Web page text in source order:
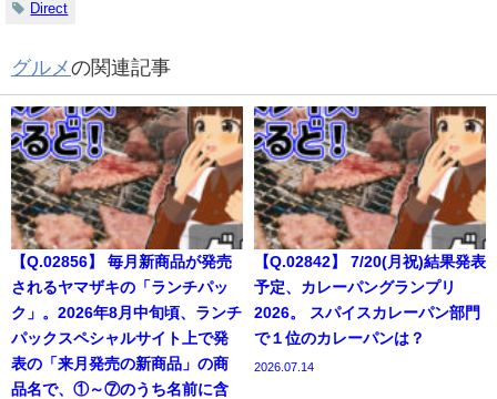
Direct
グルメの関連記事
【Q.02856】 毎月新商品が発売
されるヤマザキの「ランチパッ
ク」。2026年8月中旬頃、ランチ
パックスペシャルサイト上で発
表の「来月発売の新商品」の商
品名で、①～⑦のうち名前に含
【Q.02842】 7/20(月祝)結果発表
予定、カレーパングランプリ
2026。 スパイスカレーパン部門
で１位のカレーパンは？
2026.07.14